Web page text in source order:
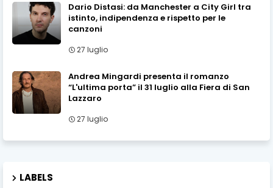
Dario Distasi: da Manchester a City Girl tra
istinto, indipendenza e rispetto per le
canzoni
27 luglio
Andrea Mingardi presenta il romanzo
“L'ultima porta” il 31 luglio alla Fiera di San
Lazzaro
27 luglio
LABELS